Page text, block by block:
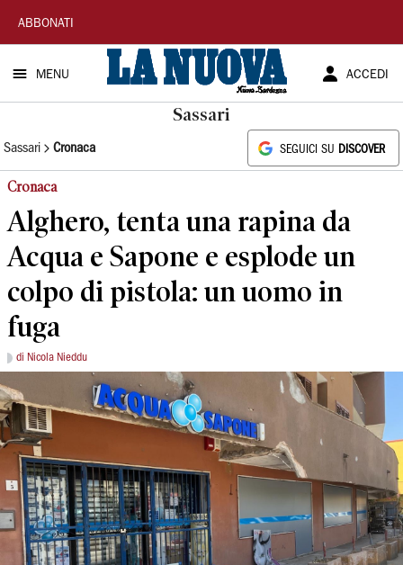
La
Nuova
Sardegna
ABBONATI
MENU ACCEDI
Sassari
Sassari Cronaca SEGUICI SU DISCOVER
Cronaca
Alghero, tenta una rapina da
Acqua e Sapone e esplode un
colpo di pistola: un uomo in
fuga
di Nicola Nieddu